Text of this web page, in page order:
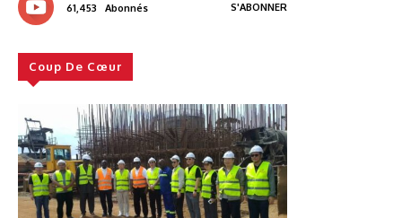
61,453 Abonnés S'ABONNER
Coup De Cœur